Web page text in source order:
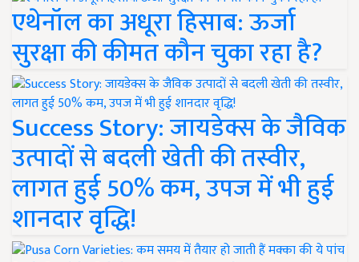
एथेनॉल का अधूरा हिसाब: ऊर्जा
सुरक्षा की कीमत कौन चुका रहा है?
Success Story: जायडेक्स के जैविक
उत्पादों से बदली खेती की तस्वीर,
लागत हुई 50% कम, उपज में भी हुई
शानदार वृद्धि!